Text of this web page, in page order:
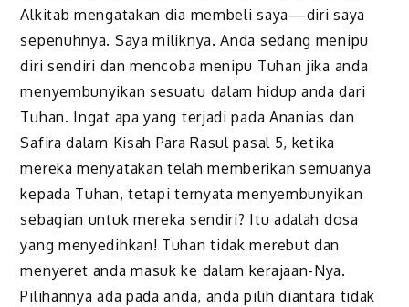
Alkitab mengatakan dia membeli saya—diri saya
sepenuhnya. Saya miliknya. Anda sedang menipu
diri sendiri dan mencoba menipu Tuhan jika anda
menyembunyikan sesuatu dalam hidup anda dari
Tuhan. Ingat apa yang terjadi pada Ananias dan
Safira dalam Kisah Para Rasul pasal 5, ketika
mereka menyatakan telah memberikan semuanya
kepada Tuhan, tetapi ternyata menyembunyikan
sebagian untuk mereka sendiri? Itu adalah dosa
yang menyedihkan! Tuhan tidak merebut dan
menyeret anda masuk ke dalam kerajaan-Nya.
Pilihannya ada pada anda, anda pilih diantara tidak